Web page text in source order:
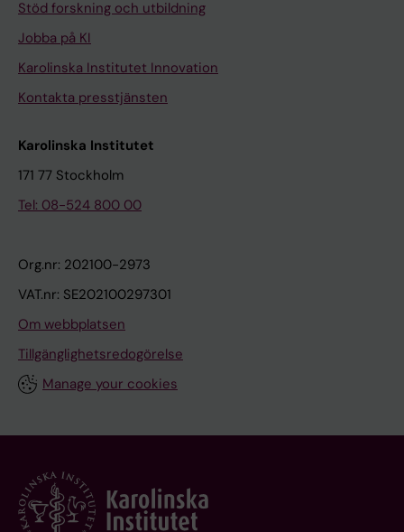
Stöd forskning och utbildning
Jobba på KI
Karolinska Institutet Innovation
Kontakta presstjänsten
Karolinska Institutet
171 77 Stockholm
Tel: 08-524 800 00
Org.nr: 202100-2973
VAT.nr: SE202100297301
Om webbplatsen
Tillgänglighetsredogörelse
Manage your cookies